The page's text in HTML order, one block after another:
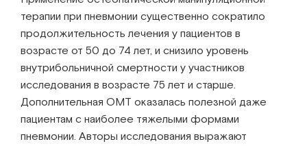
терапии при пневмонии существенно сократило
продолжительность лечения у пациентов в
возрасте от 50 до 74 лет, и снизило уровень
внутрибольничной смертности у участников
исследования в возрасте 75 лет и старше.
Дополнительная ОМТ оказалась полезной даже
пациентам с наиболее тяжелыми формами
пневмонии. Авторы исследования выражают